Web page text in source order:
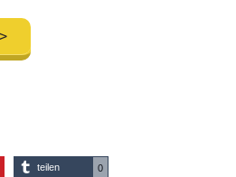
teilen 0